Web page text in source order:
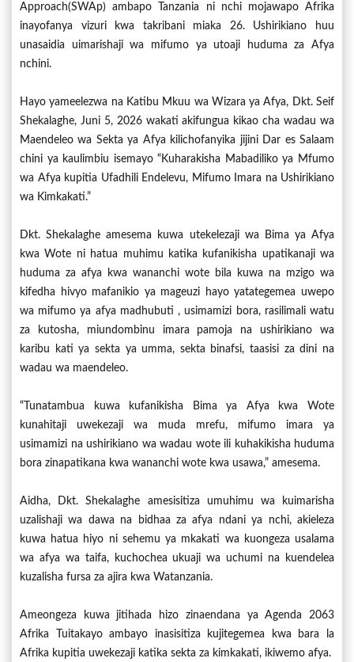
Approach(SWAp) ambapo Tanzania ni nchi mojawapo Afrika
inayofanya vizuri kwa takribani miaka 26. Ushirikiano huu
unasaidia uimarishaji wa mifumo ya utoaji huduma za Afya
nchini.
Hayo yameelezwa na Katibu Mkuu wa Wizara ya Afya, Dkt. Seif
Shekalaghe, Juni 5, 2026 wakati akifungua kikao cha wadau wa
Maendeleo wa Sekta ya Afya kilichofanyika jijini Dar es Salaam
chini ya kaulimbiu isemayo “Kuharakisha Mabadiliko ya Mfumo
wa Afya kupitia Ufadhili Endelevu, Mifumo Imara na Ushirikiano
wa Kimkakati.”
Dkt. Shekalaghe amesema kuwa utekelezaji wa Bima ya Afya
kwa Wote ni hatua muhimu katika kufanikisha upatikanaji wa
huduma za afya kwa wananchi wote bila kuwa na mzigo wa
kifedha hivyo mafanikio ya mageuzi hayo yatategemea uwepo
wa mifumo ya afya madhubuti , usimamizi bora, rasilimali watu
za kutosha, miundombinu imara pamoja na ushirikiano wa
karibu kati ya sekta ya umma, sekta binafsi, taasisi za dini na
wadau wa maendeleo.
“Tunatambua kuwa kufanikisha Bima ya Afya kwa Wote
kunahitaji uwekezaji wa muda mrefu, mifumo imara ya
usimamizi na ushirikiano wa wadau wote ili kuhakikisha huduma
bora zinapatikana kwa wananchi wote kwa usawa,” amesema.
Aidha, Dkt. Shekalaghe amesisitiza umuhimu wa kuimarisha
uzalishaji wa dawa na bidhaa za afya ndani ya nchi, akieleza
kuwa hatua hiyo ni sehemu ya mkakati wa kuongeza usalama
wa afya wa taifa, kuchochea ukuaji wa uchumi na kuendelea
kuzalisha fursa za ajira kwa Watanzania.
Ameongeza kuwa jitihada hizo zinaendana ya Agenda 2063
Afrika Tuitakayo ambayo inasisitiza kujitegemea kwa bara la
Afrika kupitia uwekezaji katika sekta za kimkakati, ikiwemo afya.